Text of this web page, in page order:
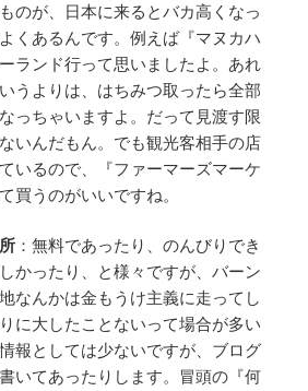
のが、日本に来るとバカ高くなっ
くあるんです。例えば『マヌカハ
ランド行って思いましたよ。あれ
うよりは、はちみつ取ったら全部
っちゃいますよ。だって見渡す限
いんだもん。でも観光客相手の店
いるので、『ファーマーズマーケ
買うのがいいですね。
：無料であったり、のんびりでき
かったり、と様々ですが、バーン
なんかは金もうけ主義に走ってし
に大したことないって場合が多い
報としては少ないですが、ブログ
いてあったりします。冒頭の『何